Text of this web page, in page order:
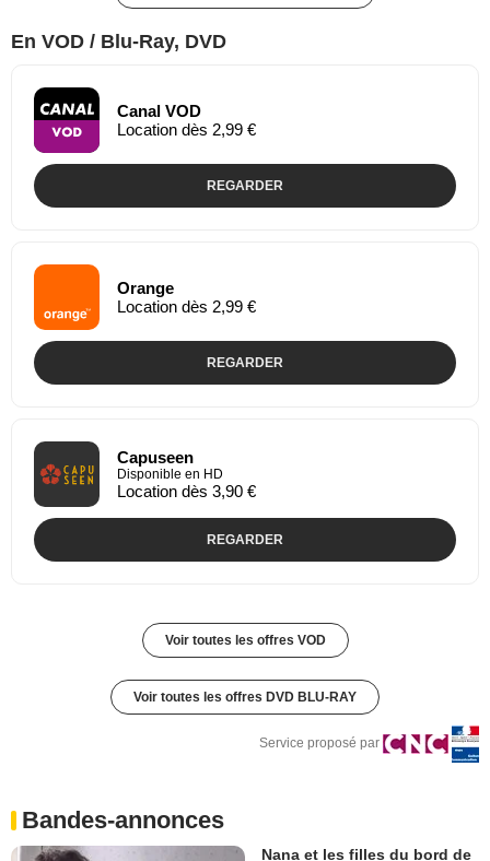
En VOD / Blu-Ray, DVD
Canal VOD
Location dès 2,99 €
REGARDER
Orange
Location dès 2,99 €
REGARDER
Capuseen
Disponible en HD
Location dès 3,90 €
REGARDER
Voir toutes les offres VOD
Voir toutes les offres DVD BLU-RAY
Service proposé par
Bandes-annonces
Nana et les filles du bord de